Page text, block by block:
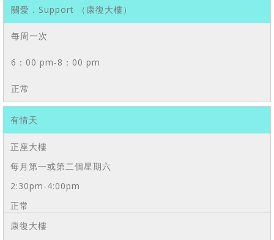
關愛．Support （康復大樓）
每周一次
6：00 pm-8：00 pm
正常
有情天
正座大樓
每月第一或第二個星期六
2:30pm-4:00pm
正常
康復大樓